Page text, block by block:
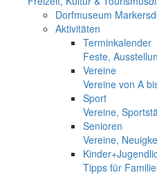
Dorfmuseum
Aktivitäten
Terminkalender
Feste,
Vereine
Vereine von A
Sport
Vereine,
Senioren
Vereine,
Tipps für